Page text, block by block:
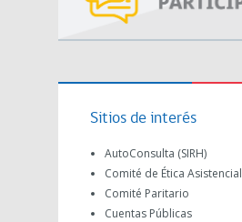
Sitios de interés
AutoConsulta (SIRH)
Comité de Ética Asistencial
Comité Paritario
Cuentas Públicas